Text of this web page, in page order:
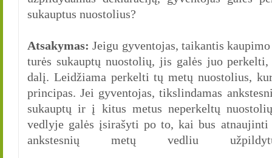
sukauptus nuostolius?
Atsakymas:Jeigu gyventojas, taikantis
turės sukauptų nuostolių, jis galės juo
dalį. Leidžiama perkelti tų metų nuostolius,
principas. Jei gyventojas, tikslindamas
sukauptų ir į kitus metus neperkeltų
vedlyje galės įsirašyti po to, kai bus
ankstesnių metų vedliu